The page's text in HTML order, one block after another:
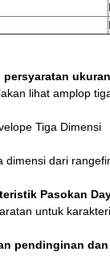
persyaratan
lihat amplop
Tiga Dimensi
dimensi dari
Pasokan
untuk
pendinginan